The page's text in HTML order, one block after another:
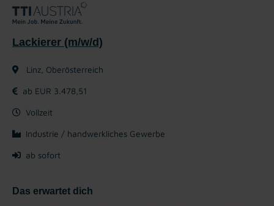
Lackierer (m/w/d)
Linz, Oberösterreich
ab EUR 3.478,51
Vollzeit
Industrie / handwerkliches Gewerbe
ab sofort
Das erwartet dich